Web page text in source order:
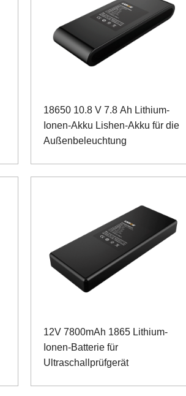
18650 10.8 V 7.8 Ah Lithium-
Ionen-Akku Lishen-Akku für die
Außenbeleuchtung
12V 7800mAh 1865 Lithium-
Ionen-Batterie für
Ultraschallprüfgerät